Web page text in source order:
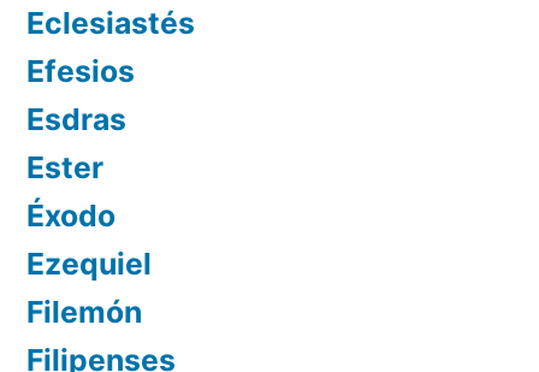
Eclesiastés
Efesios
Esdras
Ester
Éxodo
Ezequiel
Filemón
Filipenses